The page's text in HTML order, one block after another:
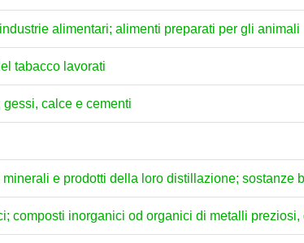
alimentari; alimenti preparati per gli animali
tabacco lavorati
calce e cementi
e prodotti della loro distillazione; sostanze
composti inorganici od organici di metalli